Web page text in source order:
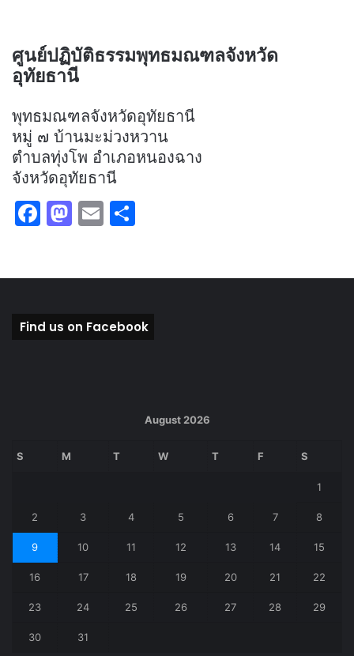
ศูนย์ปฏิบัติธรรมพุทธมณฑลจังหวัด
อุทัยธานี
พุทธมณฑลจังหวัดอุทัยธานี
หมู่ ๗ บ้านมะม่วงหวาน
ตำบลทุ่งโพ อำเภอหนองฉาง
จังหวัดอุทัยธานี
F
b
o
M
d
o
E
Find us on Facebook
August 2026
S M T W T F S
1
2 3 4 5 6 7 8
9 10 11 12 13 14 15
16 17 18 19 20 21 22
23 24 25 26 27 28 29
30 31